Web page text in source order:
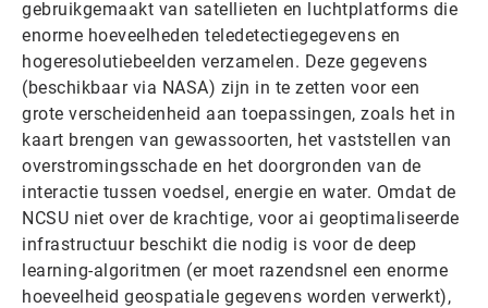
gebruikgemaakt van satellieten en luchtplatforms die
enorme hoeveelheden teledetectiegegevens en
hogeresolutiebeelden verzamelen. Deze gegevens
(beschikbaar via NASA) zijn in te zetten voor een
grote verscheidenheid aan toepassingen, zoals het in
kaart brengen van gewassoorten, het vaststellen van
overstromingsschade en het doorgronden van de
interactie tussen voedsel, energie en water. Omdat de
NCSU niet over de krachtige, voor ai geoptimaliseerde
infrastructuur beschikt die nodig is voor de deep
learning-algoritmen (er moet razendsnel een enorme
hoeveelheid geospatiale gegevens worden verwerkt),